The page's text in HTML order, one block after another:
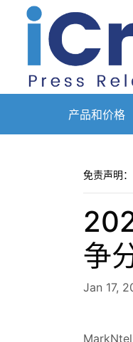
产品和价格
免责声明
争
Jan 17,